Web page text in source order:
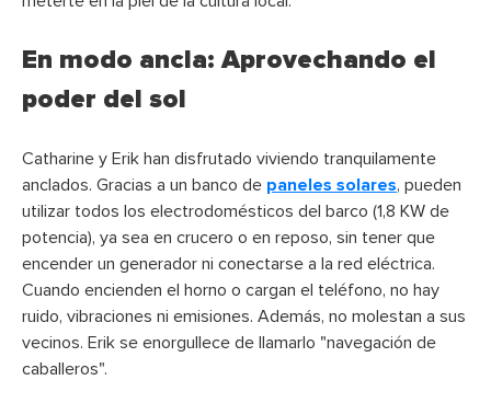
En modo ancla: Aprovechando el
poder del sol
Catharine y Erik han disfrutado viviendo tranquilamente
anclados. Gracias a un banco de paneles solares, pueden
utilizar todos los electrodomésticos del barco (1,8 KW de
potencia), ya sea en crucero o en reposo, sin tener que
encender un generador ni conectarse a la red eléctrica.
Cuando encienden el horno o cargan el teléfono, no hay
ruido, vibraciones ni emisiones. Además, no molestan a sus
vecinos. Erik se enorgullece de llamarlo "navegación de
caballeros".